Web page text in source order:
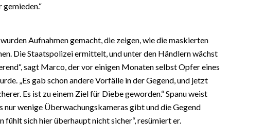
Aufnahmen gemacht, die zeigen, wie die maskierten
Die Staatspolizei ermittelt, und unter den Händlern wächst
sagt Marco, der vor einigen Monaten selbst Opfer eines
„Es gab schon andere Vorfälle in der Gegend, und jetzt
Es ist zu einem Ziel für Diebe geworden.“ Spanu weist
nur wenige Überwachungskameras gibt und die Gegend
fühlt sich hier überhaupt nicht sicher“, resümiert er.